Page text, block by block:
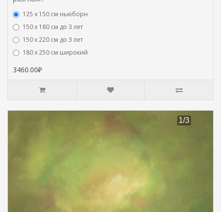
125 x 150 см ньюборн
150 х 180 см до 3 лет
150 х 220 см до 3 лет
180 х 250 см широкий
3460.00₽